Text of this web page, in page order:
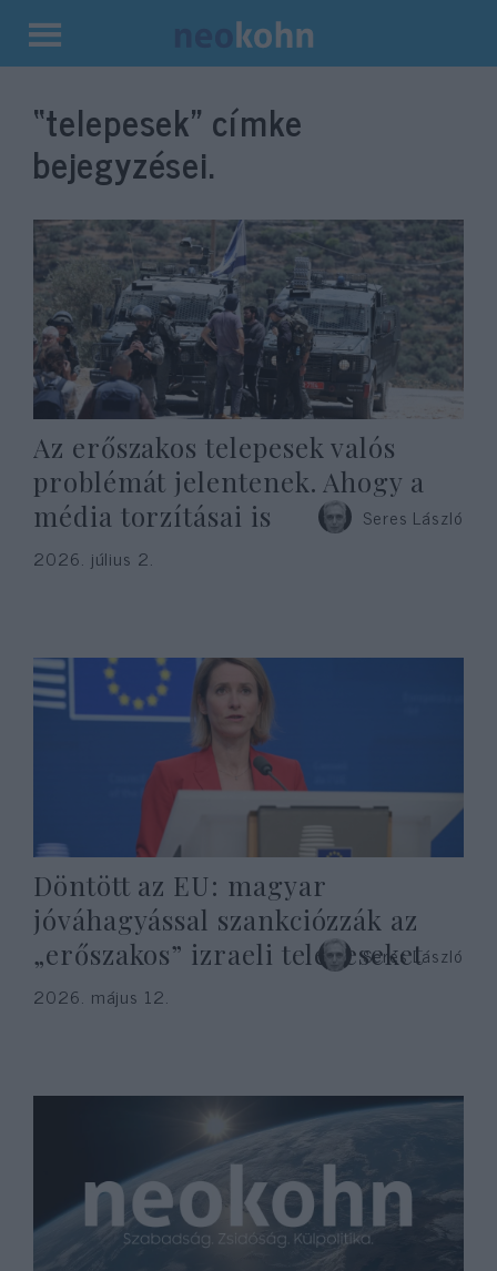
Kilépés
tartalomba
“telepesek” címke
bejegyzései.
Az erőszakos telepesek valós
problémát jelentenek. Ahogy a
média torzításai is
Seres László
2026. július 2.
Döntött az EU: magyar
jóváhagyással szankciózzák az
„erőszakos” izraeli telepeseket
Seres László
2026. május 12.